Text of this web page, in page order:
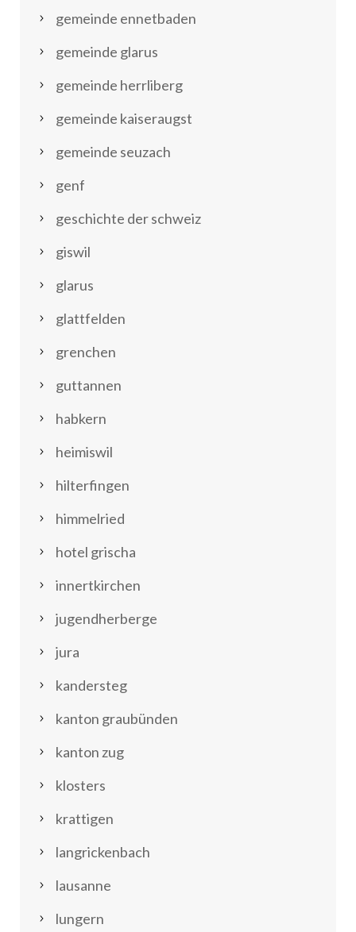
gemeinde ennetbaden
gemeinde glarus
gemeinde herrliberg
gemeinde kaiseraugst
gemeinde seuzach
genf
geschichte der schweiz
giswil
glarus
glattfelden
grenchen
guttannen
habkern
heimiswil
hilterfingen
himmelried
hotel grischa
innertkirchen
jugendherberge
jura
kandersteg
kanton graubünden
kanton zug
klosters
krattigen
langrickenbach
lausanne
lungern